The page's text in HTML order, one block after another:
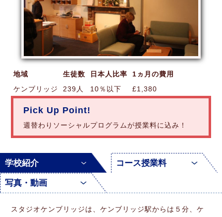
地域 生徒数 日本人比率
1ヵ月の費用
ケンブリッジ
239人 10％以下 £1,380
Pick Up Point!
週替わりソーシャルプログラムが授業料に込み！
学校紹介
コース授業料
写真・動画
スタジオケンブリッジは、ケンブリッジ駅からは５分、ケ